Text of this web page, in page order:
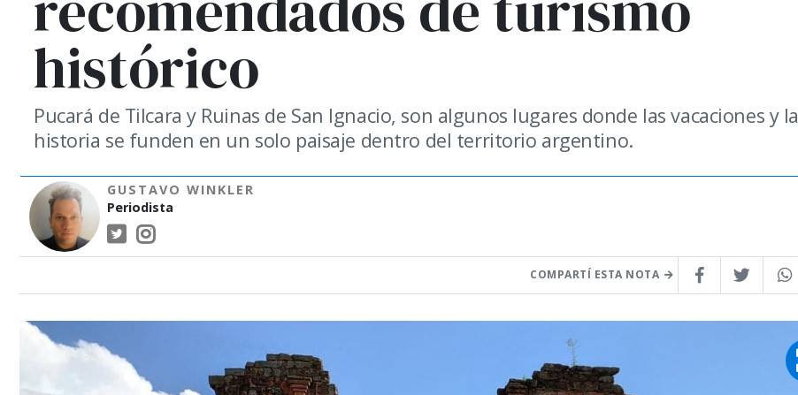
histórico
Pucará de Tilcara y Ruinas de San Ignacio, son algunos lugares donde las vacaciones y la
historia se funden en un solo paisaje dentro del territorio argentino.
GUSTAVO WINKLER
Periodista
COMPARTÍ ESTA NOTA